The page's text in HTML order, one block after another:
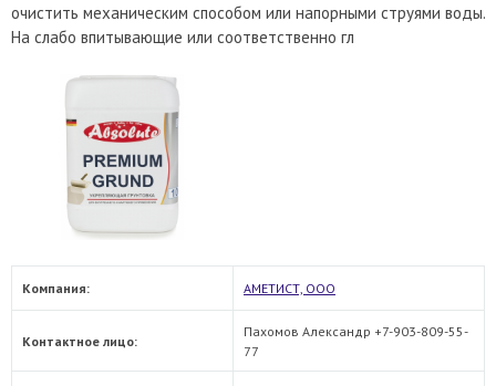
очистить механическим способом или напорными струями воды.
На слабо впитывающие или соответственно гл
Компания: АМЕТИСТ, ООО
Контактное лицо:
Пахомов Александр +7-903-809-55-
77